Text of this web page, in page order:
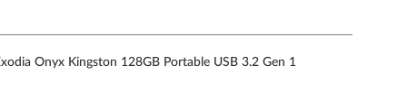
Onyx Kingston 128GB Portable USB 3.2 Gen 1